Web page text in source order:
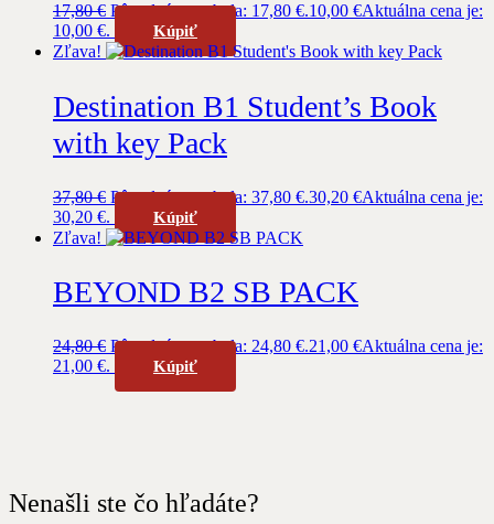
17,80€ Pôvodná cena bola: 17,80 €.10,00 €Aktuálna cena je:
10,00 €.
Kúpiť
Zľava!
Destination B1 Student’s Book
with key Pack
37,80€ Pôvodná cena bola: 37,80 €.30,20 €Aktuálna cena je:
30,20 €.
Kúpiť
Zľava!
BEYOND B2 SB PACK
24,80€ Pôvodná cena bola: 24,80 €.21,00 €Aktuálna cena je:
21,00 €.
Kúpiť
Nenašli ste čo hľadáte?